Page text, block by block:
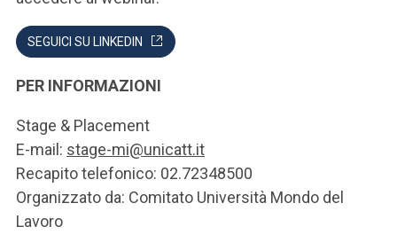
SEGUICI SU LINKEDIN
PER INFORMAZIONI
Stage & Placement
E-mail: stage-mi@unicatt.it
Recapito telefonico: 02.72348500
Organizzato da: Comitato Università Mondo del
Lavoro